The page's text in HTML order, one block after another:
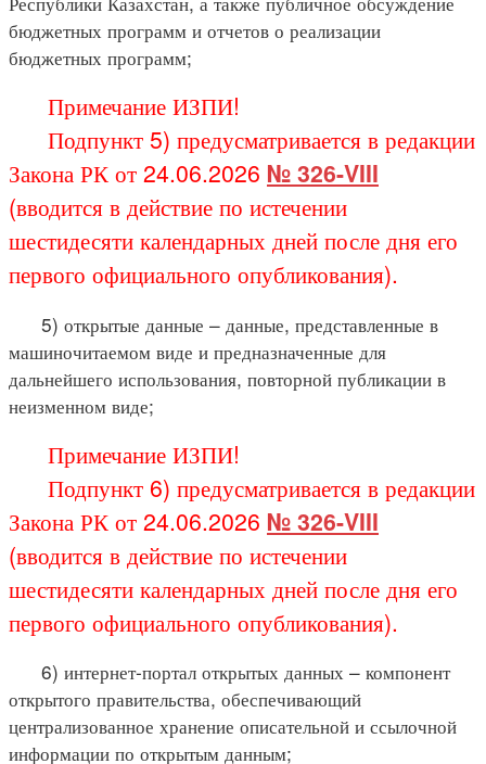
бюджетных программ и отчетов о реализации
бюджетных программ;
Примечание ИЗПИ!
Подпункт 5) предусматривается в редакции
Закона РК от 24.06.2026 № 326-VIII
(вводится в действие по истечении
шестидесяти календарных дней после дня его
первого официального опубликования).
5) открытые данные – данные, представленные в
машиночитаемом виде и предназначенные для
дальнейшего использования, повторной публикации в
неизменном виде;
Примечание ИЗПИ!
Подпункт 6) предусматривается в редакции
Закона РК от 24.06.2026 № 326-VIII
(вводится в действие по истечении
шестидесяти календарных дней после дня его
первого официального опубликования).
6) интернет-портал открытых данных – компонент
открытого правительства, обеспечивающий
централизованное хранение описательной и ссылочной
информации по открытым данным;